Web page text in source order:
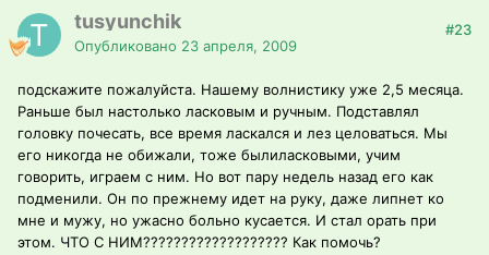
tusyunchik
Опубликовано 23 апреля, 2009
#23
подскажите пожалуйста. Нашему волнистику уже 2,5 месяца.
Раньше был настолько ласковым и ручным. Подставлял
головку почесать, все время ласкался и лез целоваться. Мы
его никогда не обижали, тоже былиласковыми, учим
говорить, играем с ним. Но вот пару недель назад его как
подменили. Он по прежнему идет на руку, даже липнет ко
мне и мужу, но ужасно больно кусается. И стал орать при
этом. ЧТО С НИМ??????????????????? Как помочь?